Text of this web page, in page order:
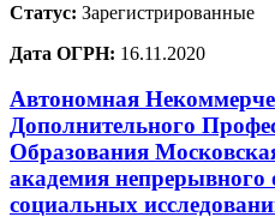
Статус: Зарегистрированные
Дата ОГРН: 16.11.2020
Автономная
Дополнительного
Образования
академия непрерывного
социальных